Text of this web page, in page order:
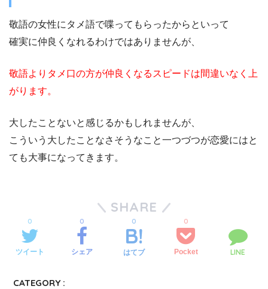
敬語の女性にタメ語で喋ってもらったからといって
確実に仲良くなれるわけではありませんが、
敬語よりタメ口の方が仲良くなるスピードは間違いなく上
がります。
大したことないと感じるかもしれませんが、
こういう大したことなさそうなこと一つづつが恋愛にはと
ても大事になってきます。
SHARE
ツイート
0
シェア
0
はてブ
0
Pocket
0
LINE
CATEGORY :